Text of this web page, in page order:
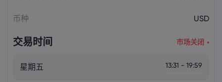
币种 USD
交易时间 市场关闭
星期五 13:31 - 19:59